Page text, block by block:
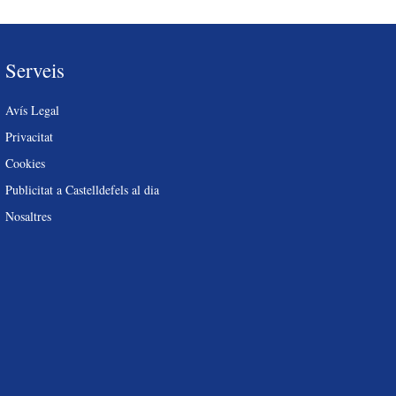
Serveis
Avís Legal
Privacitat
Cookies
Publicitat a Castelldefels al dia
Nosaltres